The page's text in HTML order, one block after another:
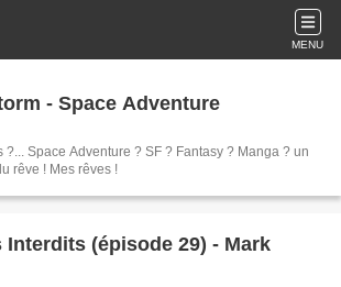
MENU
- Space Adventure
?... Space Adventure ? SF ? Fantasy ? Manga ? un
rêve ! Mes rêves !
Interdits (épisode 29) - Mark